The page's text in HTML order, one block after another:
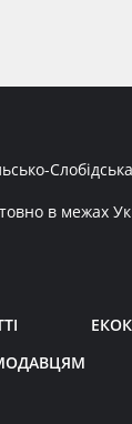
в межах